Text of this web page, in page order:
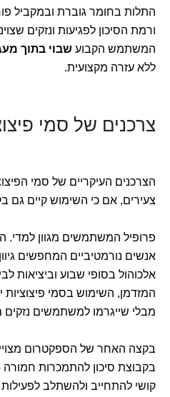
התלות בחומר גוברת ובמקביל
ורמת הסיכון לפגיעות ונזקים
המשתמש הקבוע שבוי בתוך
ללא עזרה מקצועית.
צרכנים של סמי
הצרכנים העיקריים של סמי
צעירים, אם כי השימוש קיים גם בקרב בני
פרופיל המשתמשים מגוון למדי.
אנשים נורמטיביים המחפשים
אלכוהול בסופי שבוע וביציאות
המזדמן, השימוש בסמי
מבלי שייגרמו למשתמשים נזקים
בקצה האחר של הספקטרום
בקבוצת סיכון להתמכרות
קושי להתחייב ולהשתלב